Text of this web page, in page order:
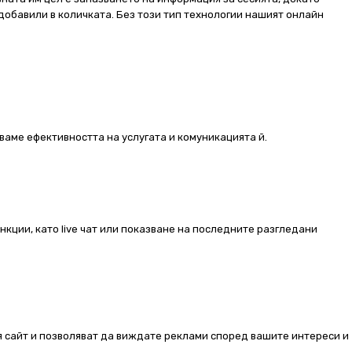
в количката. Без този тип технологии нашият онлайн
ефективността на услугата и комуникацията й.
като live чат или показване на последните разгледани
и позволяват да виждате реклами според вашите интереси и